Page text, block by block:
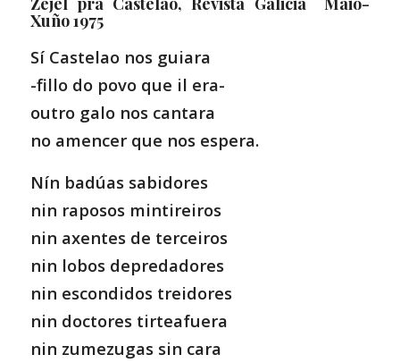
Xuño 1975
Sí Castelao nos guiara
-fillo do povo que il era-
outro galo nos cantara
no amencer que nos espera.
Nín badúas sabidores
nin raposos mintireiros
nin axentes de terceiros
nin lobos depredadores
nin escondidos treidores
nin doctores tirteafuera
nin zumezugas sin cara